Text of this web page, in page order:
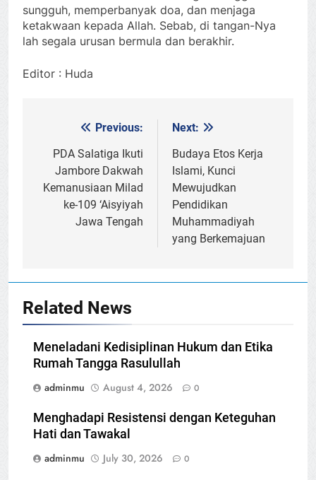
sungguh, memperbanyak doa, dan menjaga
ketakwaan kepada Allah. Sebab, di tangan-Nya
lah segala urusan bermula dan berakhir.
Editor : Huda
navigation
Previous:
PDA Salatiga Ikuti
Jambore Dakwah
Kemanusiaan Milad
ke-109 ‘Aisyiyah
Jawa Tengah
Next:
Budaya Etos Kerja
Islami, Kunci
Mewujudkan
Pendidikan
Muhammadiyah
yang Berkemajuan
Related News
Meneladani Kedisiplinan Hukum dan Etika
Rumah Tangga Rasulullah
adminmu
August 4, 2026 0
Menghadapi Resistensi dengan Keteguhan
Hati dan Tawakal
adminmu
July 30, 2026 0